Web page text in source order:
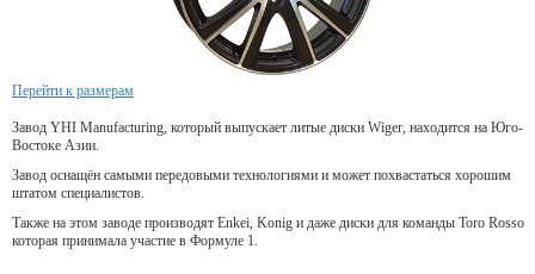
Перейти к размерам
Завод YHI Manufacturing, который выпускает литые диски Wiger, находится на Юго-
Востоке Азии.
Завод оснащён самыми передовыми технологиями и может похвастаться хорошим
штатом специалистов.
Также на этом заводе производят Enkei, Konig и даже диски для команды Toro Rosso
которая принимала участие в Формуле 1.